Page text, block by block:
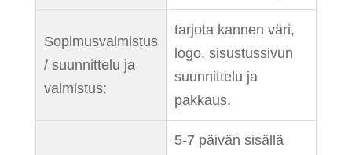
Sopimusvalmistus
/ suunnittelu ja
valmistus:
tarjota kannen väri,
logo, sisustussivun
suunnittelu ja
pakkaus.
5-7 päivän sisällä